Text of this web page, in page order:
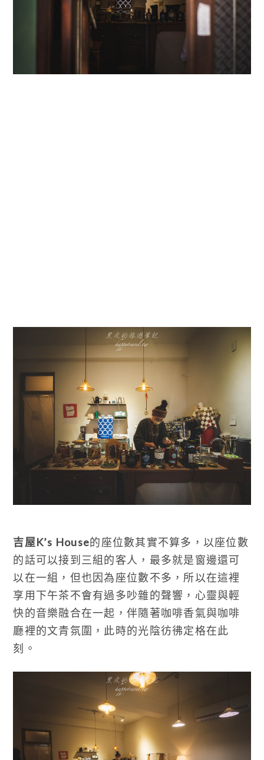
吉屋K’s House的座位數其實不算多，以座位數
的話可以接到三組的客人，最多就是窗邊還可
以在一組，但也因為座位數不多，所以在這裡
享用下午茶不會有過多吵雜的聲響，心靈與輕
快的音樂融合在一起，伴隨著咖啡香氣與咖啡
廳裡的文青氛圍，此時的光陰彷彿定格在此
刻。